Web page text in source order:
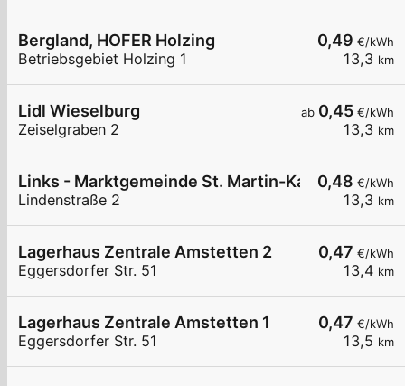
0,49 €/kWh
13,3 km
Bergland, HOFER Holzing
Betriebsgebiet Holzing 1
ab 0,45 €/kWh
13,3 km
Lidl Wieselburg
Zeiselgraben 2
0,48 €/kWh
13,3 km
Links - Marktgemeinde St. Martin-Karlsbach
Lindenstraße 2
0,47 €/kWh
13,4 km
Lagerhaus Zentrale Amstetten 2
Eggersdorfer Str. 51
0,47 €/kWh
13,5 km
Lagerhaus Zentrale Amstetten 1
Eggersdorfer Str. 51